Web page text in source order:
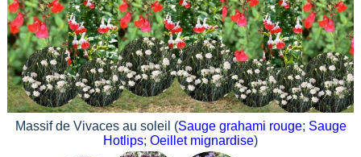
Massif de Vivaces au soleil (Sauge grahami rouge; Sauge
Hotlips; Oeillet mignardise)